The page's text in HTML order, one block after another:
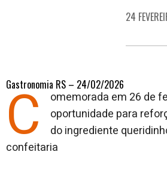
24
Gastronomia RS – 24/02/2026
C
omemorada em 26 de
oportunidade para
do ingrediente
confeitaria